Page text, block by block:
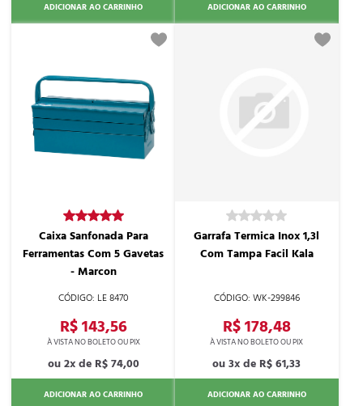
ADICIONAR AO CARRINHO ADICIONAR AO CARRINHO
LE 8470
Caixa Sanfonada Para
Ferramentas Com 5 Gavetas
- Marcon
R$ 143,56
2x de R$ 74,00
ADICIONAR AO CARRINHO
WK-299846
Garrafa Termica Inox 1,3l
Com Tampa Facil Kala
R$ 178,48
3x de R$ 61,33
ADICIONAR AO CARRINHO